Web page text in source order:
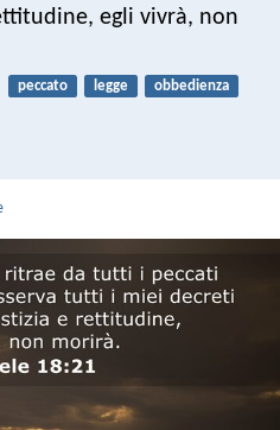
egli vivrà, non
peccato legge obbedienza